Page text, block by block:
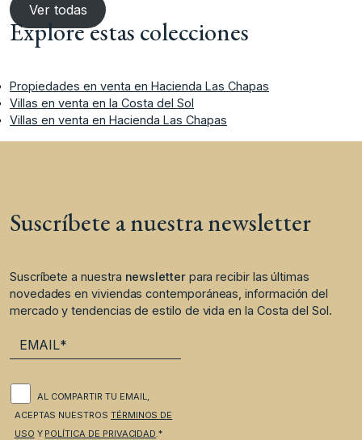
Ver todas
Explore estas colecciones
Propiedades en venta en Hacienda Las Chapas
Villas en venta en la Costa del Sol
Villas en venta en Hacienda Las Chapas
Suscríbete a nuestra newsletter
Suscríbete a nuestra newsletterpara recibir las últimas
novedades en viviendas contemporáneas, información del
mercado y tendencias de estilo de vida en la Costa del Sol.
AL COMPARTIR TU EMAIL,
ACEPTAS NUESTROS TÉRMINOS DE
USO Y POLÍTICA DE PRIVACIDAD.*